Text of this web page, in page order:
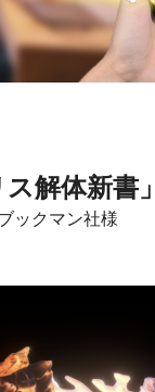
ス解体新書
ックマン社様